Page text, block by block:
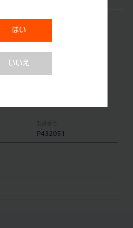
はい
いいえ
P432051